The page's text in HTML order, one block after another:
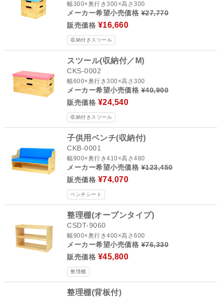
幅300×奥行き300×高さ300
メーカー希望小売価格¥27,770
販売価格 ¥16,660
収納付きスツール
スツール(収納付／M)
CKS-0002
幅600×奥行き300×高さ300
メーカー希望小売価格¥40,900
販売価格 ¥24,540
収納付きスツール
子供用ベンチ(収納付)
CKB-0001
幅900×奥行き410×高さ480
メーカー希望小売価格¥123,450
販売価格 ¥74,070
ベンチシート
整理棚(オープンタイプ)
CSDT-9060
幅900×奥行き400×高さ600
メーカー希望小売価格¥76,330
販売価格 ¥45,800
整理棚
整理棚(背板付)